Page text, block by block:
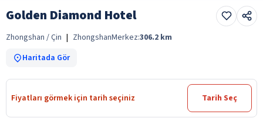
Golden Diamond Hotel
Zhongshan / Çin | ZhongshanMerkez:306.2 km
Haritada Gör
Fiyatları görmek için tarih seçiniz Tarih Seç